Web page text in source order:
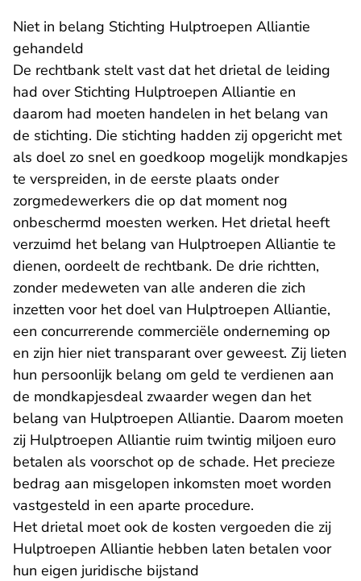
Niet in belang Stichting Hulptroepen Alliantie
gehandeld
De rechtbank stelt vast dat het drietal de leiding
had over Stichting Hulptroepen Alliantie en
daarom had moeten handelen in het belang van
de stichting. Die stichting hadden zij opgericht met
als doel zo snel en goedkoop mogelijk mondkapjes
te verspreiden, in de eerste plaats onder
zorgmedewerkers die op dat moment nog
onbeschermd moesten werken. Het drietal heeft
verzuimd het belang van Hulptroepen Alliantie te
dienen, oordeelt de rechtbank. De drie richtten,
zonder medeweten van alle anderen die zich
inzetten voor het doel van Hulptroepen Alliantie,
een concurrerende commerciële onderneming op
en zijn hier niet transparant over geweest. Zij lieten
hun persoonlijk belang om geld te verdienen aan
de mondkapjesdeal zwaarder wegen dan het
belang van Hulptroepen Alliantie. Daarom moeten
zij Hulptroepen Alliantie ruim twintig miljoen euro
betalen als voorschot op de schade. Het precieze
bedrag aan misgelopen inkomsten moet worden
vastgesteld in een aparte procedure.
Het drietal moet ook de kosten vergoeden die zij
Hulptroepen Alliantie hebben laten betalen voor
hun eigen juridische bijstand